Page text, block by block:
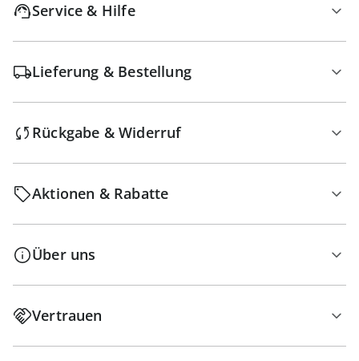
Service & Hilfe
Lieferung & Bestellung
Rückgabe & Widerruf
Aktionen & Rabatte
Über uns
Vertrauen